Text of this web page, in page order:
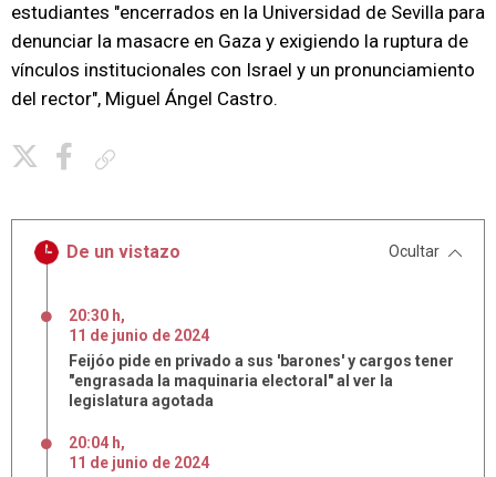
estudiantes "encerrados en la Universidad de Sevilla para
denunciar la masacre en Gaza y exigiendo la ruptura de
vínculos institucionales con Israel y un pronunciamiento
del rector", Miguel Ángel Castro.
De un vistazo Ocultar
20:30 h,
11 de junio de 2024
Feijóo pide en privado a sus 'barones' y cargos tener
"engrasada la maquinaria electoral" al ver la
legislatura agotada
20:04 h,
11 de junio de 2024